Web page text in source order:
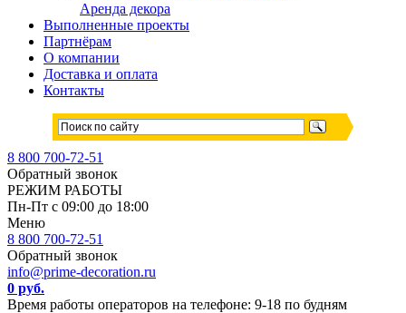
Аренда декора
Выполненные проекты
Партнёрам
О компании
Доставка и оплата
Контакты
8 800 700-72-51
Обратный звонок
РЕЖИМ РАБОТЫ
Пн-Пт с 09:00 до 18:00
Меню
8 800 700-72-51
Обратный звонок
info@prime-decoration.ru
0 руб.
Время работы операторов на телефоне: 9-18 по будням